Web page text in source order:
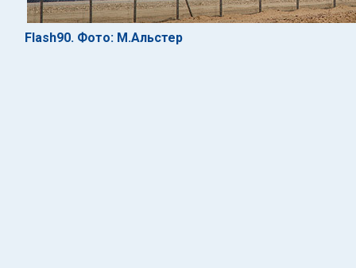
Flash90. Фото: М.Альстер